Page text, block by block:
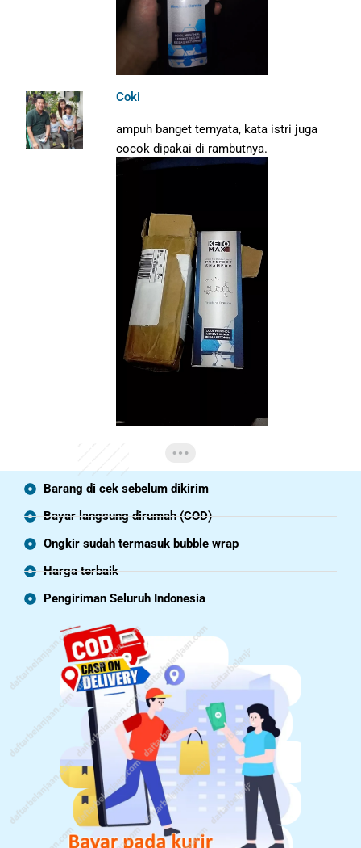
Coki
ampuh banget ternyata, kata istri juga
cocok dipakai di rambutnya.
Barang di cek sebelum dikirim
Bayar langsung dirumah (COD)
Ongkir sudah termasuk bubble wrap
Harga terbaik
Pengiriman Seluruh Indonesia